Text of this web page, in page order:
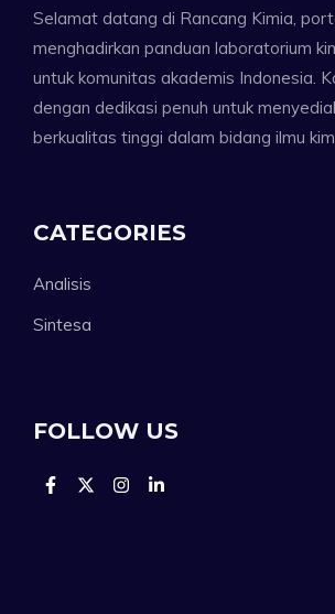
Selamat datang di Rancang Kimia,
menghadirkan panduan laboratorium
untuk komunitas akademis Indonesia.
dengan dedikasi penuh untuk
berkualitas tinggi dalam bidang ilmu
CATEGORIES
Analisis
Sintesa
FOLLOW US